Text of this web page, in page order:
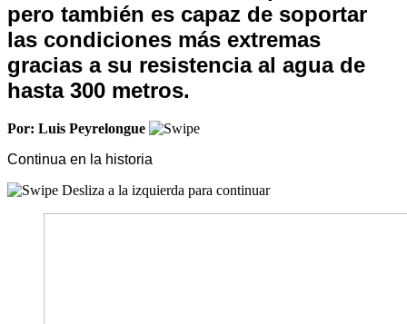
pero también es capaz de soportar
las condiciones más extremas
gracias a su resistencia al agua de
hasta 300 metros.
Por: Luis Peyrelongue
Continua en la historia
Desliza a la izquierda para continuar